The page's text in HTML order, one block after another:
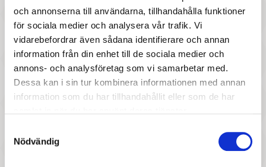
och annonserna till användarna, tillhandahålla funktioner
för sociala medier och analysera vår trafik. Vi
vidarebefordrar även sådana identifierare och annan
information från din enhet till de sociala medier och
annons- och analysföretag som vi samarbetar med.
Dessa kan i sin tur kombinera informationen med annan
information som du har tillhandahållit eller som de har
Nödvändig
Rubens Baby
Rubens Kids
Rubens Cutie
Rubens Ecobuds
Rubens Original
Tillbehör Rubens Baby
Our Generation